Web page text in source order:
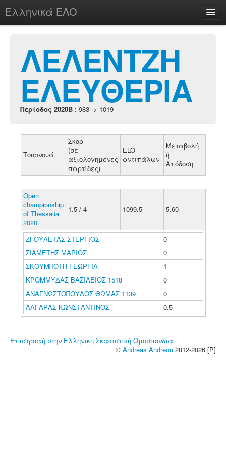
Ελληνικά ΕΛΟ
chesstu.be @ discord
Login
ΛΕΛΕΝΤΖΗ
ΕΛΕΥΘΕΡΙΑ
Περίοδος 2020B : 983 -> 1019
Τουρνουά
Σκορ
(σε
αξιολογημένες
παρτίδες)
ELO
αντιπάλων
Μεταβολή
ή
Απόδοση
Open
championship
of Thessalia
2020
1.5 / 4 1099.5 5.60
ΖΓΟΥΛΕΤΑΣ ΣΤΕΡΓΙΟΣ
0
ΣΙΑΜΕΤΗΣ ΜΑΡΙΟΣ
0
ΣΚΟΥΜΠΟΤΗ ΓΕΩΡΓΙΑ
1
ΚΡΟΜΜΥΔΑΣ ΒΑΣΙΛΕΙΟΣ 1518
0
ΑΝΑΓΝΩΣΤΟΠΟΥΛΟΣ ΘΩΜΑΣ 1139
0
ΛΑΓΑΡΑΣ ΚΩΝΣΤΑΝΤΙΝΟΣ
0.5
Επιστροφή στην Ελληνική Σκακιστική Ομοσπονδία
© Andreas Andreou 2012-2026 [P]